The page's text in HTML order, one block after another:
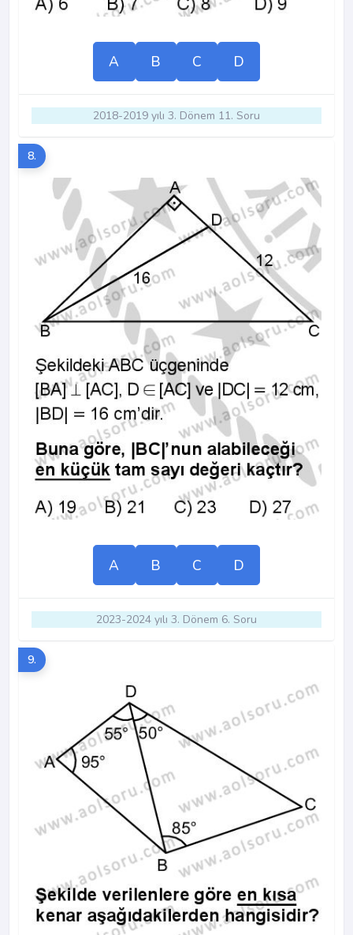
A B C D
2018-2019 yılı 3. Dönem 11. Soru
8.
A B C D
2023-2024 yılı 3. Dönem 6. Soru
9.